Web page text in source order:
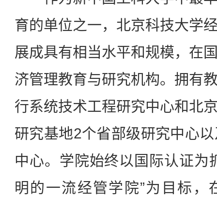
育的单位之一，北京科技大学
展成具有相当水平和规模，在
济管理教育与研究机构。拥有
行系统技术工程研究中心和北
研究基地2个省部级研究中心
中心。学院始终以国际认证为
明的一流经管学院”为目标，